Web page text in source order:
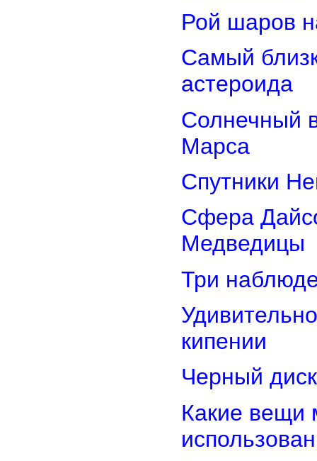
Рой шаров
Самый
астероида
Солнечный
Марса
Спутники
Сфера
Медведицы
Три
кипении
Черный
Какие вещи